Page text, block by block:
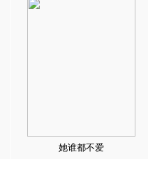
她谁都不爱